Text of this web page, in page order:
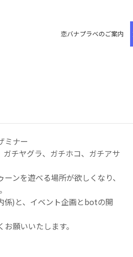
恋バナプラベのご案内
ミナー
チヤグラ、ガチホコ、ガチアサ
ンを遊べる場所が欲しくなり、
係)と、イベント企画とbotの開
願いいたします。